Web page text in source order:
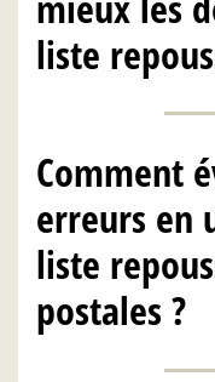
liste
Comment
erreurs en
liste
postales ?